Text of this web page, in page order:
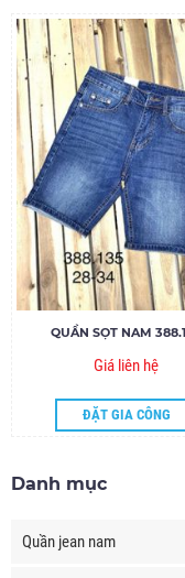
QUẦN SỌT NAM
Giá liên hệ
ĐẶT GIA CÔNG
Danh mục
Quần jean nam